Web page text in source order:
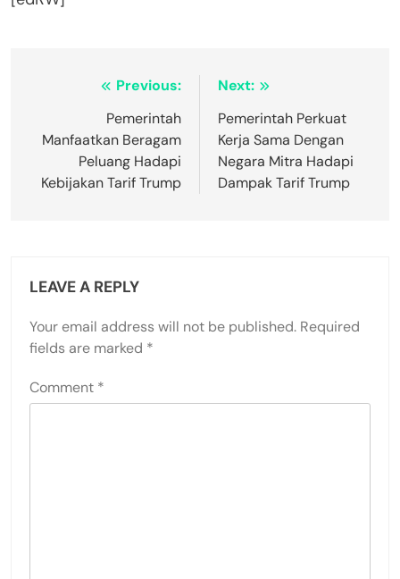
navigation
Previous:
Pemerintah
Manfaatkan Beragam
Peluang Hadapi
Kebijakan Tarif Trump
Next:
Pemerintah Perkuat
Kerja Sama Dengan
Negara Mitra Hadapi
Dampak Tarif Trump
LEAVE A REPLY
Your email address will not be published. Required
fields are marked *
Comment *